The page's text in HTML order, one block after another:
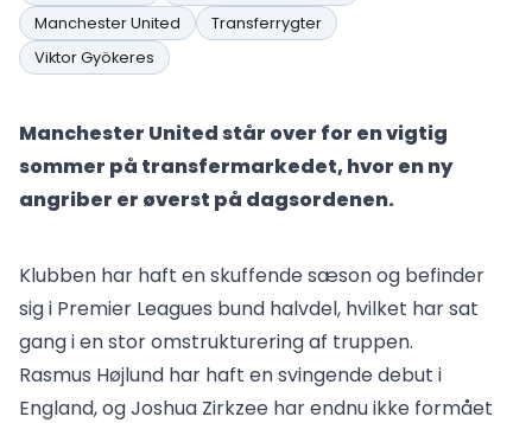
Manchester United
Transferrygter
Viktor Gyökeres
Manchester United står over for en vigtig
sommer på transfermarkedet, hvor en ny
angriber er øverst på dagsordenen.
Klubben har haft en skuffende sæson og befinder
sig i Premier Leagues bund halvdel, hvilket har sat
gang i en stor omstrukturering af truppen.
Rasmus Højlund har haft en svingende debut i
England, og Joshua Zirkzee har endnu ikke formået